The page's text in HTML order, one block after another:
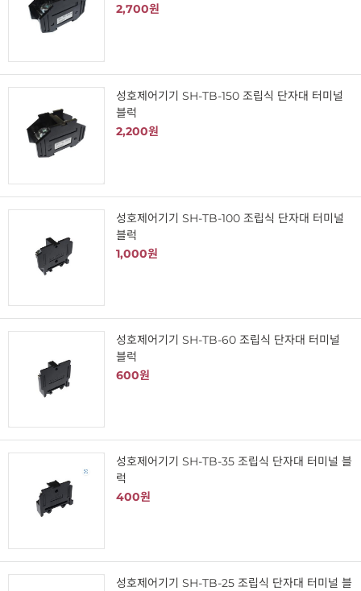
2,700원
성호제어기기 SH-TB-150 조립식 단자대 터미널
블럭
2,200원
성호제어기기 SH-TB-100 조립식 단자대 터미널
블럭
1,000원
성호제어기기 SH-TB-60 조립식 단자대 터미널
블럭
600원
성호제어기기 SH-TB-35 조립식 단자대 터미널 블
럭
400원
성호제어기기 SH-TB-25 조립식 단자대 터미널 블